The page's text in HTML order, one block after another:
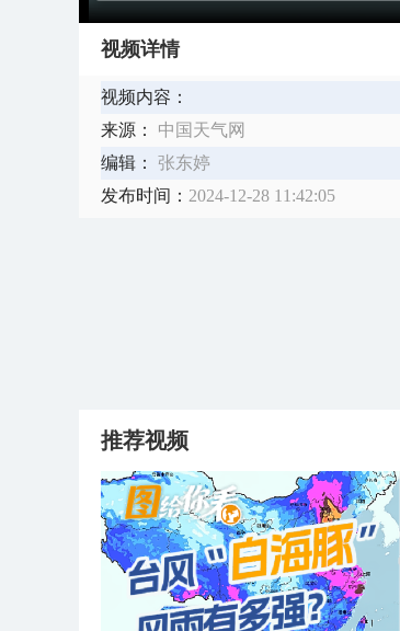
视频详情
视频内容：
来源：
中国天气网
编辑：
张东婷
发布时间： 2024-12-28 11:42:05
推荐视频